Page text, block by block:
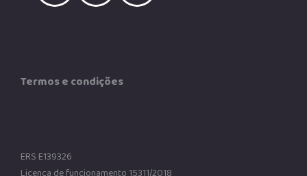
Termos e condições
ERS E139326